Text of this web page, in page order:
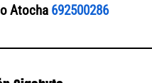
Atocha 692500286